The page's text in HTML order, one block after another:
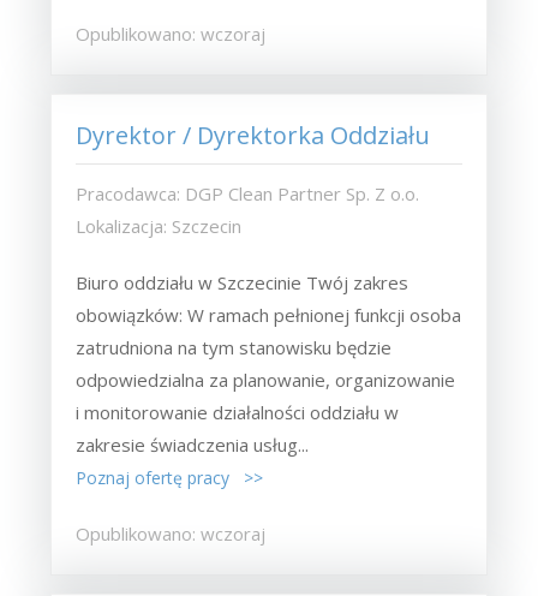
Opublikowano: wczoraj
Dyrektor / Dyrektorka Oddziału
Pracodawca: DGP Clean Partner Sp. Z o.o.
Lokalizacja: Szczecin
Biuro oddziału w Szczecinie Twój zakres
obowiązków: W ramach pełnionej funkcji osoba
zatrudniona na tym stanowisku będzie
odpowiedzialna za planowanie, organizowanie
i monitorowanie działalności oddziału w
zakresie świadczenia usług...
Poznaj ofertę pracy >>
Opublikowano: wczoraj